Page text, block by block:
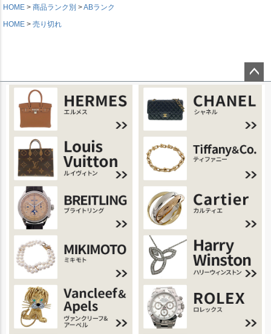
HOME
商品ランク別
ABランク
HOME
売り切れ
ページ
トップ
へ